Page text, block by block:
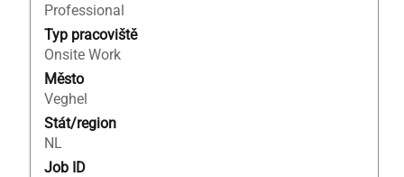
Professional
Typ pracoviště
Onsite Work
Město
Veghel
Stát/region
NL
Job ID
o
profesi.